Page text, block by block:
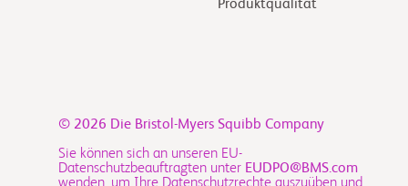
Produktqualität
© 2026 Die Bristol-Myers Squibb Company
Sie können sich an unseren EU-
Datenschutzbeauftragten unter EUDPO@BMS.com